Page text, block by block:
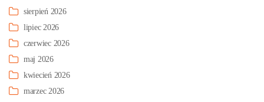
sierpień 2026
lipiec 2026
czerwiec 2026
maj 2026
kwiecień 2026
marzec 2026